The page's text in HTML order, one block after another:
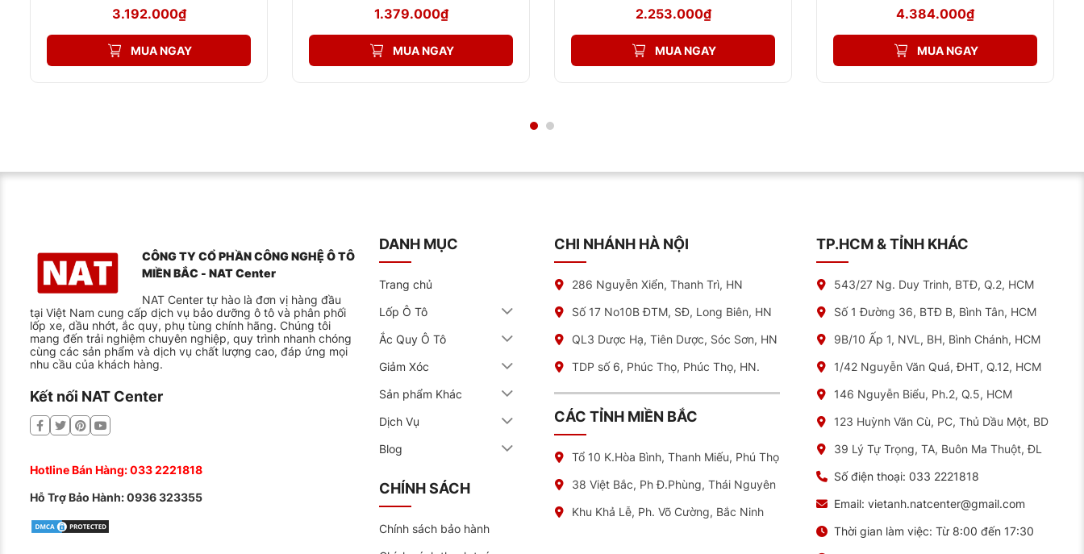
3.192.000₫
MUA NGAY
1.379.000₫
MUA NGAY
2.253.000₫
MUA NGAY
4.384.000₫
MUA NGAY
CÔNG TY CỔ PHẦN CÔNG NGHỆ Ô TÔ
MIỀN BẮC - NAT Center
NAT Center tự hào là đơn vị hàng đầu
tại Việt Nam cung cấp dịch vụ bảo dưỡng ô tô và phân phối
lốp xe, dầu nhớt, ắc quy, phụ tùng chính hãng. Chúng tôi
mang đến trải nghiệm chuyên nghiệp, quy trình nhanh chóng
cùng các sản phẩm và dịch vụ chất lượng cao, đáp ứng mọi
nhu cầu của khách hàng.
Kết nối NAT Center
Hotline Bán Hàng:033 2221818
Hỗ Trợ Bảo Hành:0936 323355
DANH MỤC
Trang chủ
Lốp Ô Tô
Ắc Quy Ô Tô
Giảm Xóc
Sản phẩm Khác
Dịch Vụ
Blog
CHÍNH SÁCH
Chính sách bảo hành
CHI NHÁNH HÀ NỘI
286 Nguyễn Xiển, Thanh Trì, HN
Số 17 No10B ĐTM, SĐ, Long Biên, HN
QL3 Dược Hạ, Tiên Dược, Sóc Sơn, HN
TDP số 6, Phúc Thọ, Phúc Thọ, HN.
CÁC TỈNH MIỀN BẮC
Tổ 10 K.Hòa Bình, Thanh Miếu, Phú Thọ
38 Việt Bắc, Ph Đ.Phùng, Thái Nguyên
Khu Khả Lễ, Ph. Võ Cường, Bắc Ninh
TP.HCM & TỈNH KHÁC
543/27 Ng. Duy Trinh, BTĐ, Q.2, HCM
Số 1 Đường 36, BTĐ B, Bình Tân, HCM
9B/10 Ấp 1, NVL, BH, Bình Chánh, HCM
1/42 Nguyễn Văn Quá, ĐHT, Q.12, HCM
146 Nguyễn Biểu, Ph.2, Q.5, HCM
123 Huỳnh Văn Cù, PC, Thủ Dầu Một, BD
39 Lý Tự Trọng, TA, Buôn Ma Thuột, ĐL
Số điện thoại: 033 2221818
Email: vietanh.natcenter@gmail.com
Thời gian làm việc: Từ 8:00 đến 17:30